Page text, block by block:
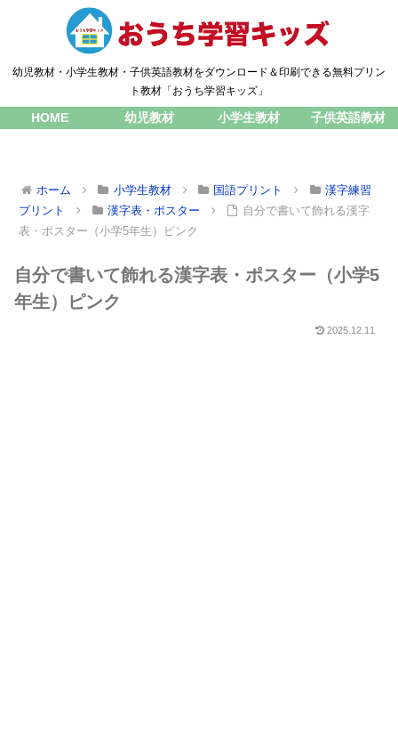
幼児教材・小学生教材・子供英語教材をダウンロード＆印刷できる無料プリン
ト教材「おうち学習キッズ」
HOME 幼児教材 小学生教材 子供英語教材
ホーム 小学生教材 国語プリント
漢字練習
プリント
漢字表・ポスター
自分で書いて飾れる漢字
表・ポスター（小学5年生）ピンク
自分で書いて飾れる漢字表・ポスター（小学5
年生）ピンク
2025.12.11